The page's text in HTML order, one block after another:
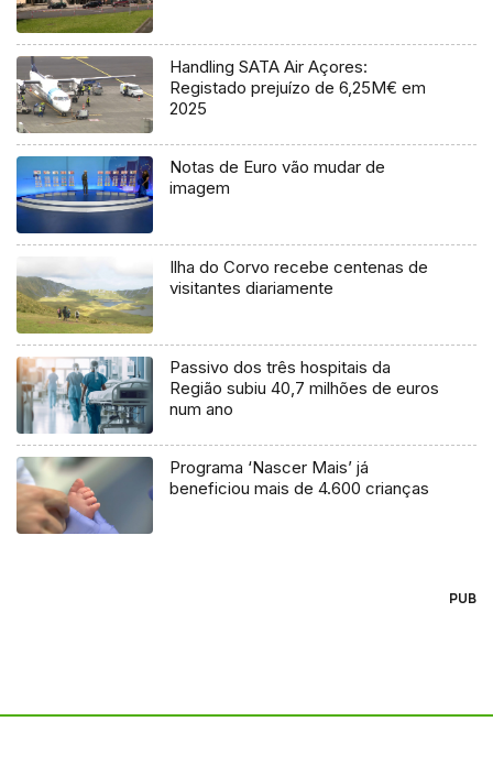
Handling SATA Air Açores:
Registado prejuízo de 6,25M€ em
2025
Notas de Euro vão mudar de
imagem
Ilha do Corvo recebe centenas de
visitantes diariamente
Passivo dos três hospitais da
Região subiu 40,7 milhões de euros
num ano
Programa ‘Nascer Mais’ já
beneficiou mais de 4.600 crianças
PUB